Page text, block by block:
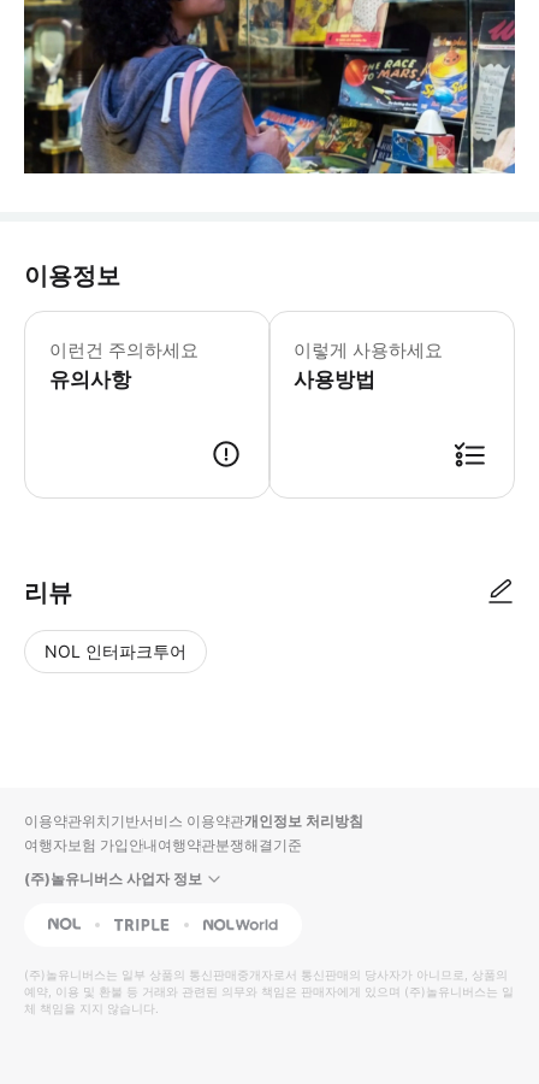
이용정보
이런건 주의하세요
유의사항
브랜드 박물관 월요일-토요일: 10:00-
* 추억을 자극하는 브랜드와 제품으
이렇게 사용하세요
사용방법
리뷰
NOL 인터파크투어
입니
다.
높
은
순
동
영
상
순
상
이용약관위치기반서비스 이용약관개인정보 처리방침
여행자보험 가입안내여행약관분쟁해결기준
(주)놀유니버스 사업자 정보
NOL Triple Interpark Global
(주)놀유니버스는 일부 상품의 통신판매중개자로서 통신판매의 당사자가 아니므로, 상품의
예약, 이용 및 환불 등 거래와 관련된 의무와 책임은 판매자에게 있으며 (주)놀유니버스는 일
체 책임을 지지 않습니다.